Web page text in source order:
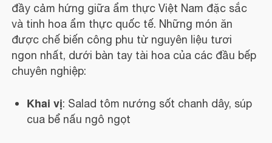
đầy cảm hứng giữa ẩm thực Việt Nam đặc sắc
và tinh hoa ẩm thực quốc tế. Những món ăn
được chế biến công phu từ nguyên liệu tươi
ngon nhất, dưới bàn tay tài hoa của các đầu bếp
chuyên nghiệp:
Khai vị: Salad tôm nướng sốt chanh dây, súp
cua bể nấu ngô ngọt